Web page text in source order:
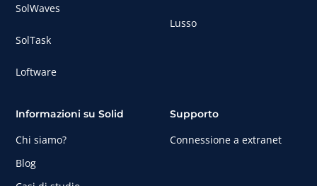
SolWaves
SolTask
Loftware
Lusso
Informazioni su Solid
Chi siamo?
Blog
Supporto
Connessione a extranet